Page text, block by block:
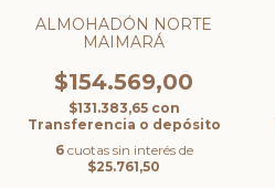
ALMOHADÓN NORTE
MAIMARÁ
$154.569,00
$131.383,65 con
Transferencia o depósito
6 cuotas sin interés de
$25.761,50